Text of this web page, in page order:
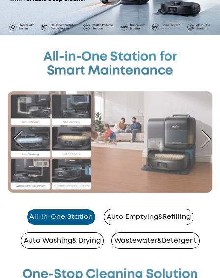
All-in-One Station Auto Emptying&Refilling
Auto Washing& Drying Wastewater&Detergent